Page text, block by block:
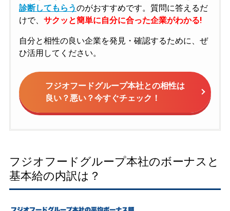
診断してもらうのがおすすめです。質問に答えるだ
けで、 サクッと簡単に自分に合った企業がわかる!
自分と相性の良い企業を発見・確認するために、ぜ
ひ活用してください。
フジオフードグループ本社との相性は
良い？悪い？今すぐチェック！
フジオフードグループ本社のボーナスと
基本給の内訳は？